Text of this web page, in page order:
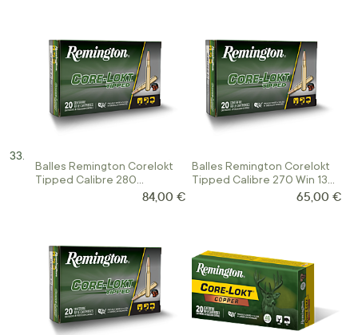
Balles Remington Corelokt
Tipped Calibre 280
84,00 €
Balles Remington Corelokt
Tipped Calibre 270 Win 130
65,00 €